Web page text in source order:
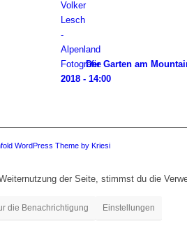
Der Garten am
2018 - 14:00
WordPress Theme by Kriesi
der Seite, stimmst du die
die Benachrichtigung Einstellungen